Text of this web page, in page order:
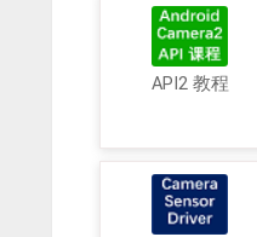
API2 教程